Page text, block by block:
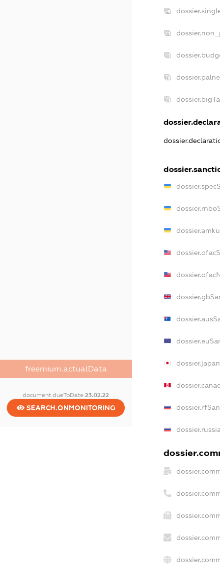
freemium.actualData
document.dueToDate23.02.22
SEARCH.ONMONITORING